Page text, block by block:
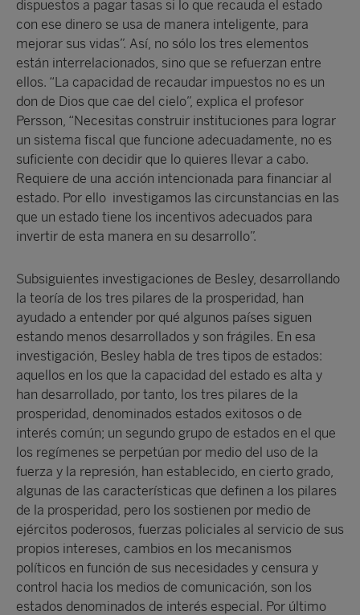
dispuestos a pagar tasas si lo que recauda el estado
con ese dinero se usa de manera inteligente, para
mejorar sus vidas”. Así, no sólo los tres elementos
están interrelacionados, sino que se refuerzan entre
ellos. “La capacidad de recaudar impuestos no es un
don de Dios que cae del cielo”, explica el profesor
Persson, “Necesitas construir instituciones para lograr
un sistema fiscal que funcione adecuadamente, no es
suficiente con decidir que lo quieres llevar a cabo.
Requiere de una acción intencionada para financiar al
estado. Por ello investigamos las circunstancias en las
que un estado tiene los incentivos adecuados para
invertir de esta manera en su desarrollo”.
Subsiguientes investigaciones de Besley, desarrollando
la teoría de los tres pilares de la prosperidad, han
ayudado a entender por qué algunos países siguen
estando menos desarrollados y son frágiles. En esa
investigación, Besley habla de tres tipos de estados:
aquellos en los que la capacidad del estado es alta y
han desarrollado, por tanto, los tres pilares de la
prosperidad, denominados estados exitosos o de
interés común; un segundo grupo de estados en el que
los regímenes se perpetúan por medio del uso de la
fuerza y la represión, han establecido, en cierto grado,
algunas de las características que definen a los pilares
de la prosperidad, pero los sostienen por medio de
ejércitos poderosos, fuerzas policiales al servicio de sus
propios intereses, cambios en los mecanismos
políticos en función de sus necesidades y censura y
control hacia los medios de comunicación, son los
estados denominados de interés especial. Por último